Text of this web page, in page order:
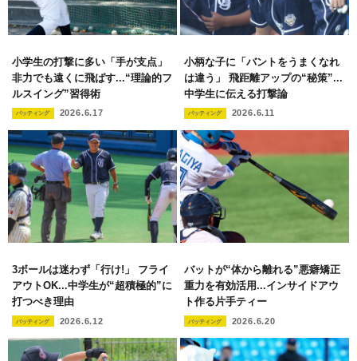
小学生の打撃に多い「手が支点」
非力でも遠くに飛ばす...“理論的フ
ルスイング”習得術
バッティング 2026.6.17
小柄な子に「バントをうまくなれ
は違う」 飛距離アップの“秘策”...
中学生に伝える打撃論
バッティング 2026.6.11
3ボールは迷わず「行け!」 フライ
アウトOK...中学生が“超積極的”に
打つべき理由
バッティング 2026.6.12
バットが“体から離れる”悪癖矯正
重力を有効活用...インサイドアウ
ト作る片手ティー
バッティング 2026.6.20